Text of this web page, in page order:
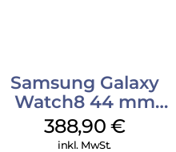
Samsung Galaxy
Watch8 44 mm
Graphite
388,90 €
inkl. MwSt.